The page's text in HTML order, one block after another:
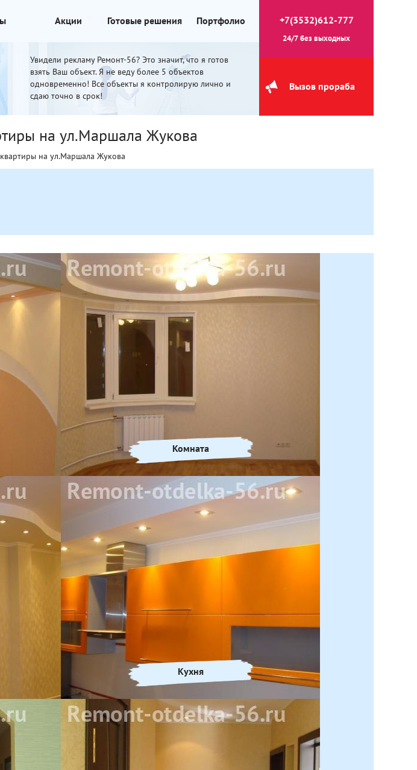
Акции Готовые решения Портфолио
Увидели рекламу Ремонт-56? Это значит, что я готов
взять Ваш объект. Я не веду более 5 объектов
одновременно! Все объекты я контролирую лично и
сдаю точно в срок!
+7(3532)612-777
24/7 без выходных
Вызов прораба
на ул.Маршала Жукова
на ул.Маршала Жукова
Комната
Кухня